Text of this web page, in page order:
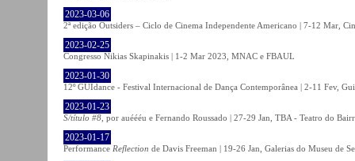
2023-03-06
2ª edição Outsiders – Ciclo de Cinema Independente Americano | 7-12 Mar,
2023-02-25
Congresso Nikias Skapinakis | 1-2 Mar 2023, MNAC e FBAUL
2023-01-30
12º GUIdance - Festival Internacional de Dança Contemporânea | 2-11 Fev,
2023-01-23
S/título #8 , por auéééu e Fernando Roussado | 27-29 Jan, TBA - Teatro do
2023-01-17
Performance Reflection de Davis Freeman | 19-26 Jan, Galerias do Museu de